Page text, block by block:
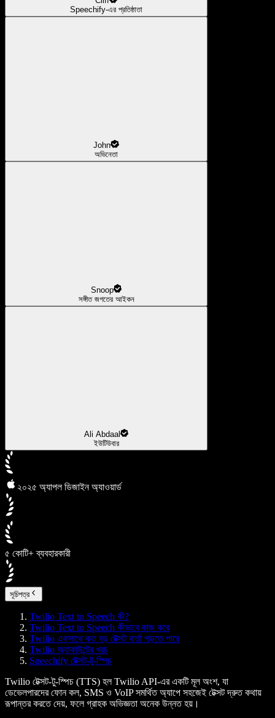
Speechify-এর প্রতিষ্ঠাতা
John
অভিনেতা
Snoop
সঙ্গীত জগতের আইকন
Ali Abdaal
ইউটিউবার
২০২৫ অ্যাপল ডিজাইন অ্যাওয়ার্ড
৫ কোটি+ ব্যবহারকারী
সূচিপত্র
Twilio Text to Speech কী?
Twilio Text to Speech কীভাবে কাজ করে
Twilio একসাথে কত বড় টেক্সট বার্তা পড়তে পারে
Twilio অ্যাকাউন্টের খরচ
Speechify টেক্সট-টু-স্পিচ
Twilio টেক্সট-টু-স্পিচ (TTS) হল Twilio API-এর একটি মূল অংশ, যা
ডেভেলপারদের ফোন কল, SMS ও VoIP সমর্থিত অ্যাপে সহজেই টেক্সট দ্রুত কথায়
রূপান্তর করতে দেয়, ফলে গ্রাহক অভিজ্ঞতা অনেক উন্নত হয়।